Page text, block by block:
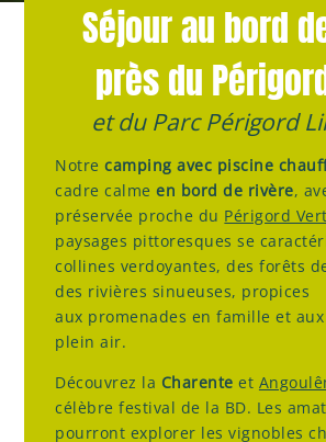
Séjour au bord
près du
et du Parc Périgord
Notrecamping avec piscine
cadre calmeen bord de rivère,
préservée proche du Périgord Vert
paysages pittoresques se
collines verdoyantes, des forêts
des rivières sinueuses, propices
aux promenades en famille et
plein air.
Découvrez la Charenteet
célèbre festival de la BD. Les
pourront explorer les vignobles